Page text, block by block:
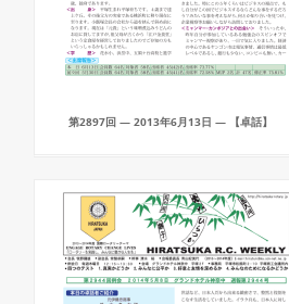
第2897回 — 2013年6月13日 — 【卓話】